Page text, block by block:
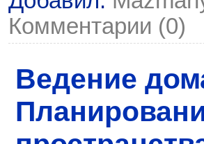
Комментарии (0)
Ведение